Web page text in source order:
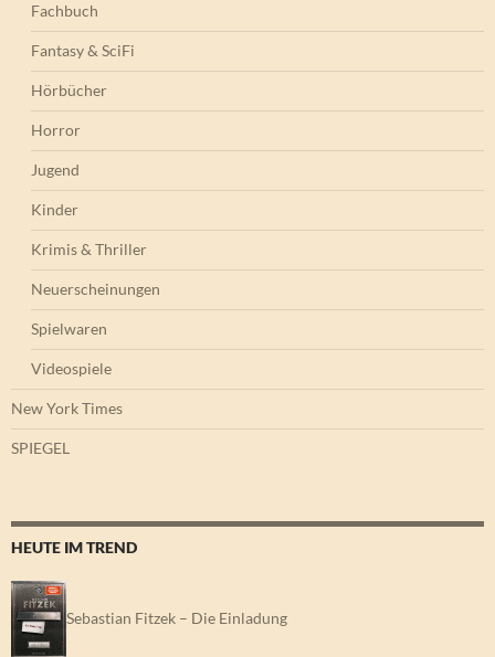
Fachbuch
Fantasy & SciFi
Hörbücher
Horror
Jugend
Kinder
Krimis & Thriller
Neuerscheinungen
Spielwaren
Videospiele
New York Times
SPIEGEL
HEUTE IM TREND
Sebastian Fitzek – Die Einladung